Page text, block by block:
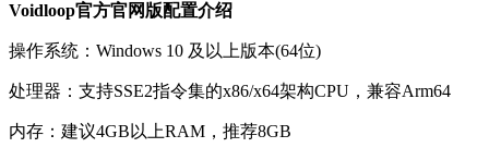
Voidloop官方官网版配置介绍
操作系统：Windows 10 及以上版本(64位)
处理器：支持SSE2指令集的x86/x64架构CPU，兼容Arm64
内存：建议4GB以上RAM，推荐8GB